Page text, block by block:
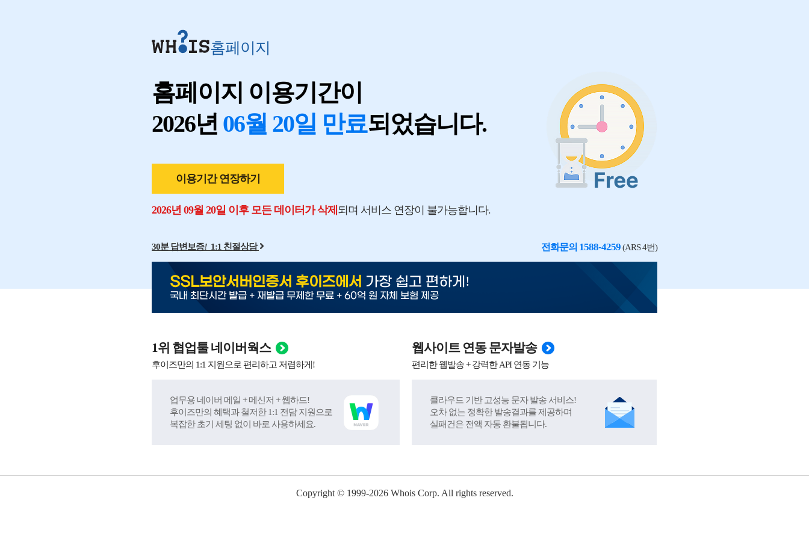
홈페이지
홈페이지 이용기간이
2026년 06월 20일 만료되었습니다.
이용기간 연장하기
2026년 09월 20일 이후 모든 데이터가 삭제 되며 서비스 연장이 불가능합니다.
30분 답변보증! 1:1 친절상담 전화문의 1588-4259(ARS 4번)
SSL보안서버인증서 후이즈에서 가장 쉽고 편하게 !
국내 최단시간 발급 + 재발급 무제한 무료 + 60억 원 자체 보험 제공
1위 협업툴 네이버웍스
후이즈만의 1:1 지원으로 편리하고 저렴하게!
업무용 네이버 메일 + 메신저 + 웹하드!
후이즈만의 혜택과 철저한 1:1 전담 지원으로
복잡한 초기 세팅 없이 바로 사용하세요.
웹사이트 연동 문자발송
편리한 웹발송 + 강력한 API 연동 기능
클라우드 기반 고성능 문자 발송 서비스!
오차 없는 정확한 발송결과를 제공하며
실패건은 전액 자동 환불됩니다.
Copyright © 1999-2026Whois Corp. All rights reserved.